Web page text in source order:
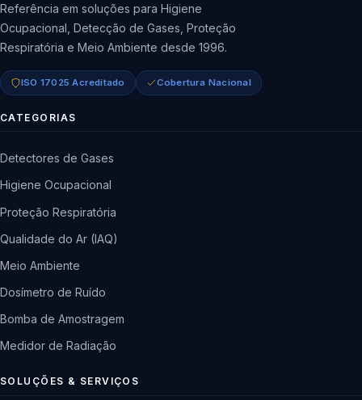
Referência em soluções para Higiene
Ocupacional, Detecção de Gases, Proteção
Respiratória e Meio Ambiente desde 1996.
ISO 17025 Acreditado Cobertura Nacional
CATEGORIAS
Detectores de Gases
Higiene Ocupacional
Proteção Respiratória
Qualidade do Ar (IAQ)
Meio Ambiente
Dosímetro de Ruído
Bomba de Amostragem
Medidor de Radiação
SOLUÇÕES & SERVIÇOS